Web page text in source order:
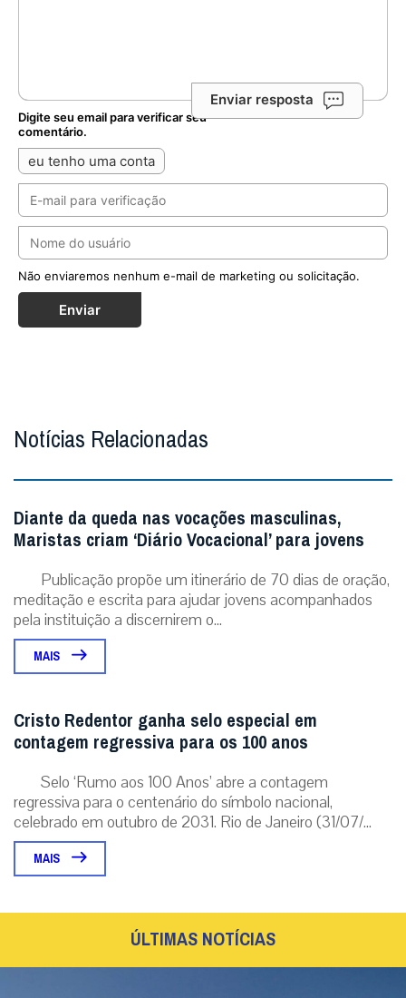
Enviar resposta
Digite seu email para verificar seu
comentário.
eu tenho uma conta
Não enviaremos nenhum e-mail de marketing ou solicitação.
Enviar
Notícias Relacionadas
Diante da queda nas vocações masculinas,
Maristas criam ‘Diário Vocacional’ para jovens
Publicação propõe um itinerário de 70 dias de oração,
meditação e escrita para ajudar jovens acompanhados
pela instituição a discernirem o...
MAIS
Cristo Redentor ganha selo especial em
contagem regressiva para os 100 anos
Selo ‘Rumo aos 100 Anos’ abre a contagem
regressiva para o centenário do símbolo nacional,
celebrado em outubro de 2031. Rio de Janeiro (31/07/...
MAIS
ÚLTIMAS NOTÍCIAS